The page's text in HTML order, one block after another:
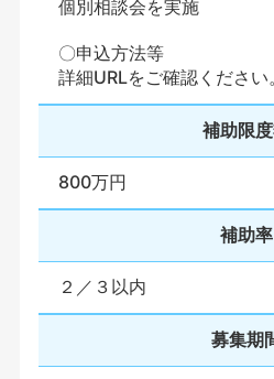
個別相談会を実施
〇申込方法等
詳細URLをご確認ください
補助限
800万円
補助率
２／３以内
募集期